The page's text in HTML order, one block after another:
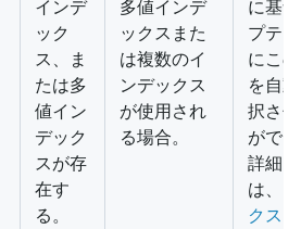
インデ
ック
ス、ま
たは多
値イン
デック
スが存
在す
る。
多値インデ
ックスまた
は複数のイ
ンデックス
が使用され
る場合。
に基
プテ
にこ
を自
択さ
がで
詳細
は、
クス